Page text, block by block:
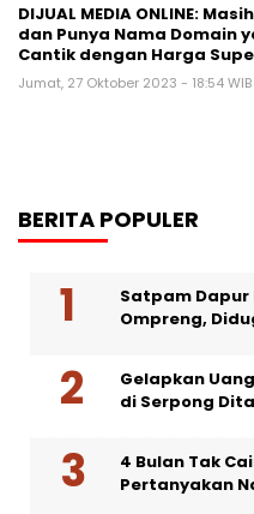
DIJUAL MEDIA ONLINE:
dan Punya Nama Domain
Cantik dengan Harga
Jumat, 27 Oktober 2023 - 18:54 WIB
BERITA POPULER
Satpam Dapur
Ompreng,
Gelapkan
di Serpong
4 Bulan Tak
Pertanyakan